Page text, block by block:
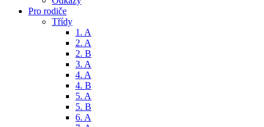
Pro rodiče
Třídy
1. A
2. A
2. B
3. A
4. A
4. B
5. A
5. B
6. A